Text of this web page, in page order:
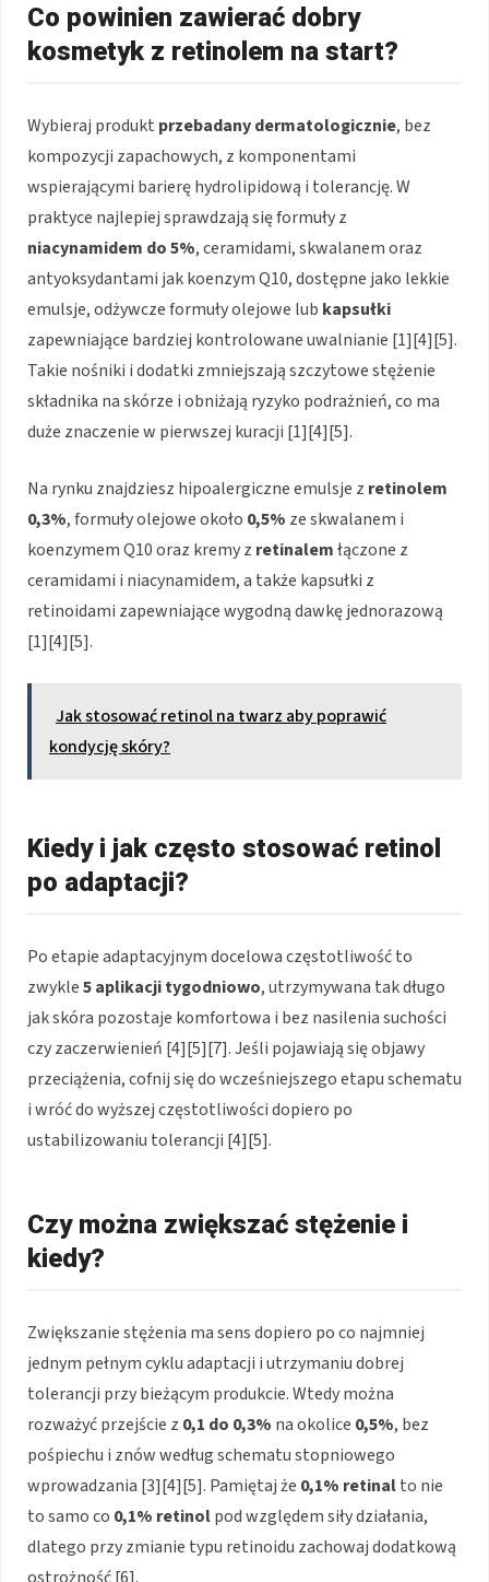
Co powinien zawierać dobry
kosmetyk z retinolem na start?
Wybieraj produkt przebadany dermatologicznie, bez
kompozycji zapachowych, z komponentami
wspierającymi barierę hydrolipidową i tolerancję. W
praktyce najlepiej sprawdzają się formuły z
niacynamidem do 5%, ceramidami, skwalanem oraz
antyoksydantami jak koenzym Q10, dostępne jako lekkie
emulsje, odżywcze formuły olejowe lub kapsułki
zapewniające bardziej kontrolowane uwalnianie [1][4][5].
Takie nośniki i dodatki zmniejszają szczytowe stężenie
składnika na skórze i obniżają ryzyko podrażnień, co ma
duże znaczenie w pierwszej kuracji [1][4][5].
Na rynku znajdziesz hipoalergiczne emulsje z retinolem
0,3%, formuły olejowe około 0,5% ze skwalanem i
koenzymem Q10 oraz kremy z retinalemłączone z
ceramidami i niacynamidem, a także kapsułki z
retinoidami zapewniające wygodną dawkę jednorazową
[1][4][5].
Jak stosować retinol na twarz aby poprawić
kondycję skóry?
Kiedy i jak często stosować retinol
po adaptacji?
Po etapie adaptacyjnym docelowa częstotliwość to
zwykle5 aplikacji tygodniowo, utrzymywana tak długo
jak skóra pozostaje komfortowa i bez nasilenia suchości
czy zaczerwienień [4][5][7]. Jeśli pojawiają się objawy
przeciążenia, cofnij się do wcześniejszego etapu schematu
i wróć do wyższej częstotliwości dopiero po
ustabilizowaniu tolerancji [4][5].
Czy można zwiększać stężenie i
kiedy?
Zwiększanie stężenia ma sens dopiero po co najmniej
jednym pełnym cyklu adaptacji i utrzymaniu dobrej
tolerancji przy bieżącym produkcie. Wtedy można
rozważyć przejście z 0,1 do 0,3% na okolice 0,5%, bez
pośpiechu i znów według schematu stopniowego
wprowadzania [3][4][5]. Pamiętaj że 0,1% retinalto nie
to samo co 0,1% retinolpod względem siły działania,
dlatego przy zmianie typu retinoidu zachowaj dodatkową